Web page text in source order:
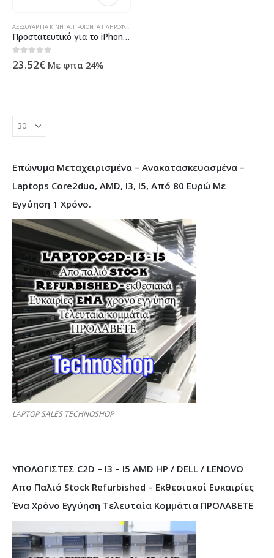
ΑΞΕΣΟΥΑΡ ΓΙΑ ΚΙΝΗΤΑ, ΠΡΟΪΌΝΤΑ ΠΛΗΡΟΦΟΡΙΚΉΣ - ΚΙΝΗΤΉΣ ΤΗΛΕΦΩΝΊΑΣ - ΗΛΕΚΤΡΟΝΙΚΆ
Προστατευτικό για το iPhone 7 Plus, Remax Journey, αδιάβροχο, λεπτός, λευκό – 51498
0out of 5
23.52€ Με φπα 24%
Επώνυμα Μεταχειρισμένα – Ανακατασκευασμένα –
Laptops Core2duo, AMD, I3, I5, Από 80 Ευρώ Με
Εγγύηση 1 Χρόνο.
LAPTOP SALES TECHNOSHOP
ΥΠΟΛΟΓΙΣΤΕΣ C2D – I3 – I5 AMD HP / DELL / LENOVO
Απο Παλιό Stock Refurbished – Εκθεσιακοί Ευκαιρίες
Ένα Χρόνο Εγγύηση Τελευταία Κομμάτια ΠΡΟΛΑΒΕΤΕ